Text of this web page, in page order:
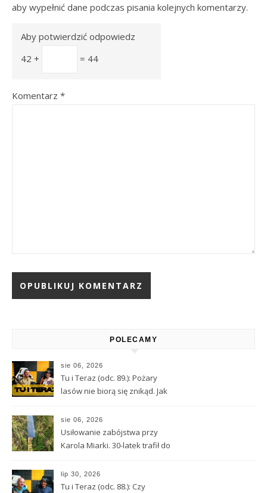
aby wypełnić dane podczas pisania kolejnych komentarzy.
Aby potwierdzić odpowiedz
42 +
= 44
Komentarz *
POLECAMY
sie 06, 2026
Tu i Teraz (odc. 89.): Pożary
lasów nie biorą się znikąd. Jak
sie 06, 2026
Usiłowanie zabójstwa przy
Karola Miarki. 30-latek trafił do
lip 30, 2026
Tu i Teraz (odc. 88.): Czy